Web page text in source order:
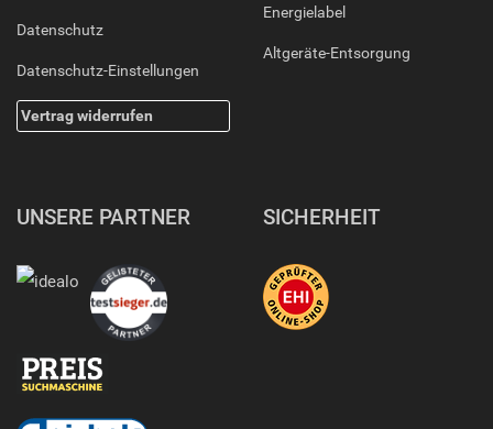
Datenschutz
Datenschutz-Einstellungen
Vertrag widerrufen
Energielabel
Altgeräte-Entsorgung
UNSERE PARTNER SICHERHEIT